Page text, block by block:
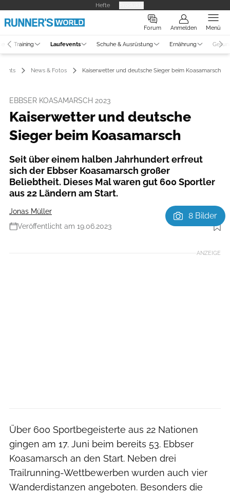
Hefte
Forum Anmelden Menü
Training Laufevents Schuhe & Ausrüstung Ernährung
News & Fotos Kaiserwetter und deutsche Sieger beim Koasamarsch
EBBSER KOASAMARSCH 2023
Kaiserwetter und deutsche
Sieger beim Koasamarsch
Seit über einem halben Jahrhundert erfreut
sich der Ebbser Koasamarsch großer
Beliebtheit. Dieses Mal waren gut 600 Sportler
aus 22 Ländern am Start.
Jonas Müller
Veröffentlicht am 19.06.2023
Foto: Tourismusverband Kufsteinerland
8 Bilder
ANZEIGE
Über 600 Sportbegeisterte aus 22 Nationen
gingen am 17. Juni beim bereits 53. Ebbser
Koasamarsch an den Start. Neben drei
Trailrunning-Wettbewerben wurden auch vier
Wanderdistanzen angeboten. Besonders die